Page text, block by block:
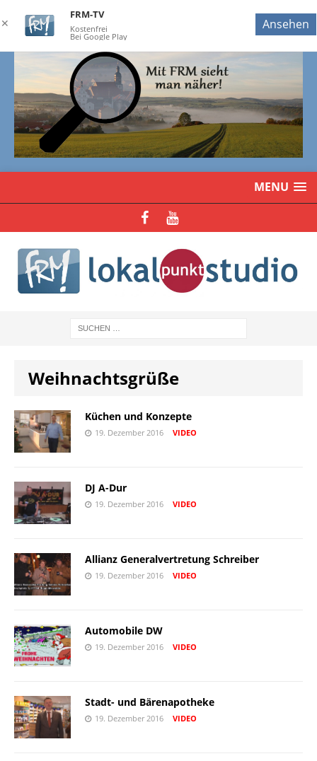
MENU
Weihnachtsgrüße
Küchen und Konzepte
19. Dezember 2016 VIDEO
DJ A-Dur
19. Dezember 2016 VIDEO
Allianz Generalvertretung Schreiber
19. Dezember 2016 VIDEO
Automobile DW
19. Dezember 2016 VIDEO
Stadt- und Bärenapotheke
19. Dezember 2016 VIDEO
✕
FRM-TV
Kostenfrei
Bei Google Play
Ansehen